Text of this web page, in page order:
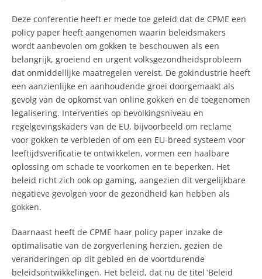
Deze conferentie heeft er mede toe geleid dat de CPME een
policy paper heeft aangenomen waarin beleidsmakers
wordt aanbevolen om gokken te beschouwen als een
belangrijk, groeiend en urgent volksgezondheidsprobleem
dat onmiddellijke maatregelen vereist. De gokindustrie heeft
een aanzienlijke en aanhoudende groei doorgemaakt als
gevolg van de opkomst van online gokken en de toegenomen
legalisering. Interventies op bevolkingsniveau en
regelgevingskaders van de EU, bijvoorbeeld om reclame
voor gokken te verbieden of om een EU-breed systeem voor
leeftijdsverificatie te ontwikkelen, vormen een haalbare
oplossing om schade te voorkomen en te beperken. Het
beleid richt zich ook op gaming, aangezien dit vergelijkbare
negatieve gevolgen voor de gezondheid kan hebben als
gokken.
Daarnaast heeft de CPME haar policy paper inzake de
optimalisatie van de zorgverlening herzien, gezien de
veranderingen op dit gebied en de voortdurende
beleidsontwikkelingen. Het beleid, dat nu de titel ‘Beleid